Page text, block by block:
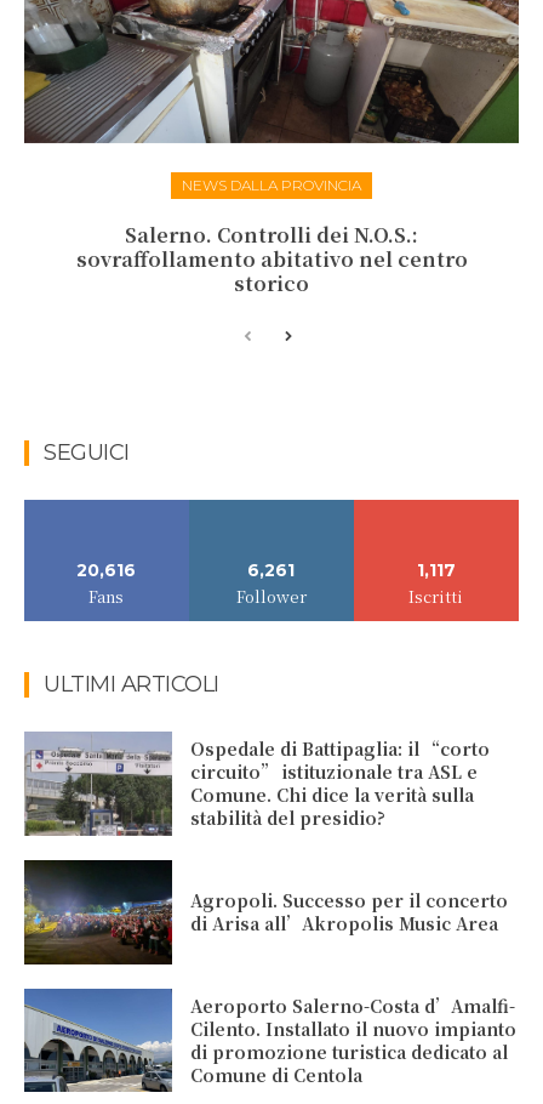
NEWS DALLA PROVINCIA
Salerno. Controlli dei N.O.S.:
sovraffollamento abitativo nel centro
storico
SEGUICI
20,616
Fans
6,261
Follower
1,117
Iscritti
ULTIMI ARTICOLI
Ospedale di Battipaglia: il “corto
circuito” istituzionale tra ASL e
Comune. Chi dice la verità sulla
stabilità del presidio?
Agropoli. Successo per il concerto
di Arisa all’Akropolis Music Area
Aeroporto Salerno-Costa d’Amalfi-
Cilento. Installato il nuovo impianto
di promozione turistica dedicato al
Comune di Centola